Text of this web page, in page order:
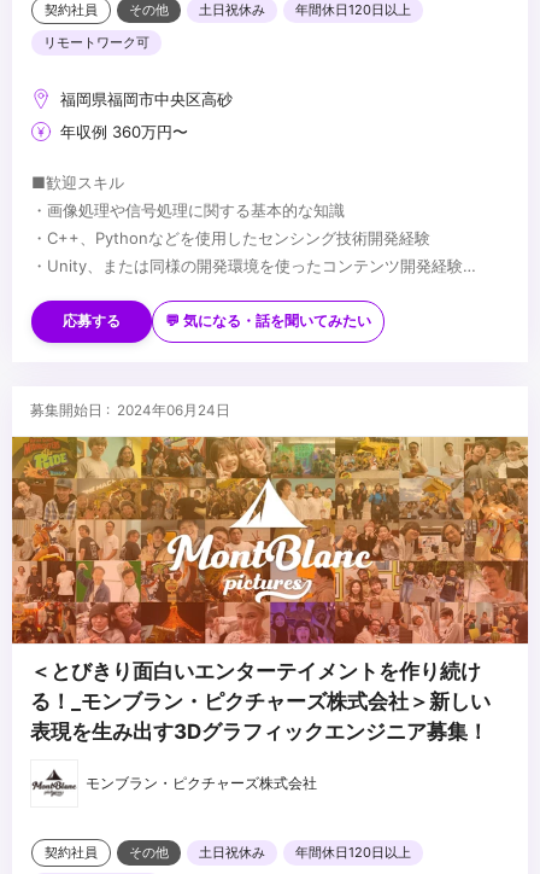
契約社員 その他 土日祝休み
年間休日120日以上
リモートワーク可
福岡県福岡市中央区高砂
年収例 360万円〜
■歓迎スキル
・画像処理や信号処理に関する基本的な知識
・C++、Pythonなどを使用したセンシング技術開発経験
・Unity、または同様の開発環境を使ったコンテンツ開発経験
キル
・自身のオリジナル作品の制作経験（学生時の作品で構いません）
応募する 💬 気になる・話を聞いてみたい
募集開始日 : 2024年06月24日
＜とびきり面白いエンターテイメントを作り続け
る！_モンブラン・ピクチャーズ株式会社＞新しい
表現を生み出す3Dグラフィックエンジニア募集！
モンブラン・ピクチャーズ株式会社
契約社員 その他 土日祝休み
年間休日120日以上